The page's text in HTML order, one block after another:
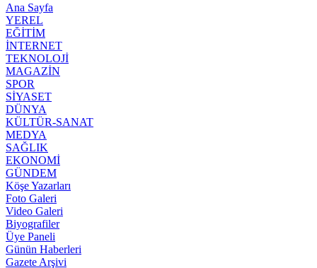
Ana Sayfa
YEREL
EĞİTİM
İNTERNET
TEKNOLOJİ
MAGAZİN
SPOR
SİYASET
DÜNYA
KÜLTÜR-SANAT
MEDYA
SAĞLIK
EKONOMİ
GÜNDEM
Köşe Yazarları
Foto Galeri
Video Galeri
Biyografiler
Üye Paneli
Günün Haberleri
Gazete Arşivi